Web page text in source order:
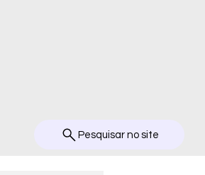
Pesquisar no site